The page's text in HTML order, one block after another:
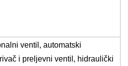
ventil, automatski
i preljevni ventil, hidraulički